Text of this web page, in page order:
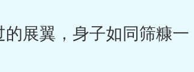
展翼，身子如同筛糠一